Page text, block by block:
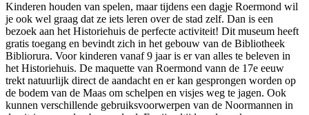
Kinderen houden van spelen, maar tijdens een dagje Roermond wil
je ook wel graag dat ze iets leren over de stad zelf. Dan is een
bezoek aan het Historiehuis de perfecte activiteit! Dit museum heeft
gratis toegang en bevindt zich in het gebouw van de Bibliotheek
Bibliorura. Voor kinderen vanaf 9 jaar is er van alles te beleven in
het Historiehuis. De maquette van Roermond vann de 17e eeuw
trekt natuurlijk direct de aandacht en er kan gesprongen worden op
de bodem van de Maas om schelpen en visjes weg te jagen. Ook
kunnen verschillende gebruiksvoorwerpen van de Noormannen in